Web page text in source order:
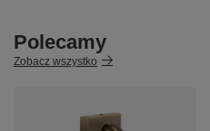
Polecamy
Zobacz wszystko